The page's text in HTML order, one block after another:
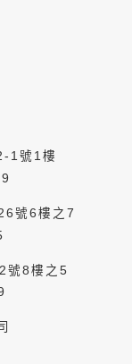
1號1樓
號6樓之7
號8樓之5